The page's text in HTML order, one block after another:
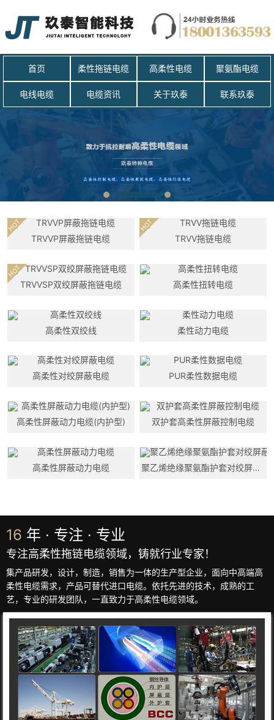
首页 柔性拖链电缆 高柔性电缆 聚氨酯电缆
电线电缆 电缆资讯 关于玖泰 联系玖泰
HOT
TRVVP屏蔽拖链电缆
HOT
TRVV拖链电缆
HOT
TRVVSP双绞屏蔽拖链电缆 高柔性扭转电缆
高柔性双绞线 柔性动力电缆
高柔性对绞屏蔽电缆 PUR柔性数据电缆
高柔性屏蔽动力电缆(内护型) 双护套高柔性屏蔽控制电缆
高柔性屏蔽动力电缆 聚乙烯绝缘聚氨酯护套对绞屏蔽柔性数据电缆
16 年 · 专注 · 专业
专注高柔性拖链电缆领域，铸就行业专家！
集产品研发，设计，制造，销售为一体的生产型企业，面向中高端高
柔性电缆需求，产品可替代进口电缆。依托先进的技术，成熟的工
艺，专业的研发团队，一直致力于高柔性电缆领域。